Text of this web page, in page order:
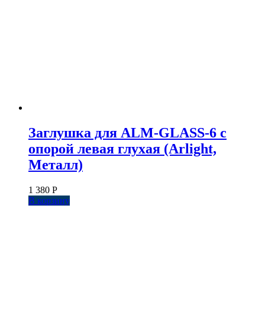
Заглушка для ALM-GLASS-6 с
опорой левая глухая (Arlight,
Металл)
1 380 Р
В корзину